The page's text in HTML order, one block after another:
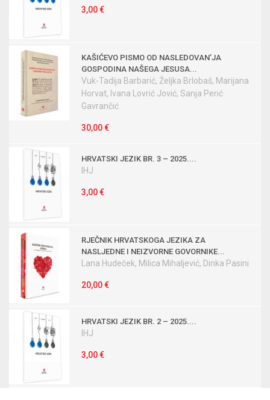
3,00 €
KAŠIĆEVO PISMO OD NASLEDOVANʼJA
GOSPODINA NAŠEGA JESUSA...
Vuk-Tadija Barbarić, Željka Brlobaš, Marijana
Horvat, Ivana Lovrić Jović, Sanja Perić
Gavrančić
30,00 €
HRVATSKI JEZIK BR. 3 – 2025....
IHJ
3,00 €
RJEČNIK HRVATSKOGA JEZIKA ZA
NASLJEDNE I NEIZVORNE GOVORNIKE...
Lana Hudeček, Milica Mihaljević, Dinka Pasini
20,00 €
HRVATSKI JEZIK BR. 2 – 2025....
IHJ
3,00 €